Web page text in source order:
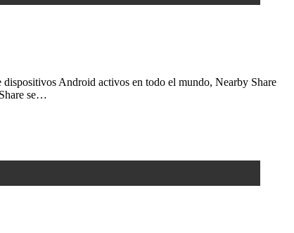
Android activos en todo el mundo, Nearby Share
se…